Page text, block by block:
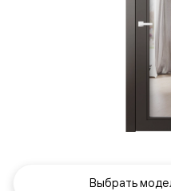
Выбрать